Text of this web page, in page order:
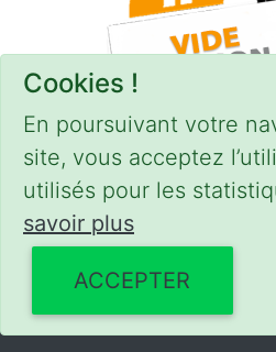
Cookies !
En poursuivant votre
site, vous acceptez
utilisés pour les
savoir plus
ACCEPTER
CONDITIONS-
Powered by Euro Web Page